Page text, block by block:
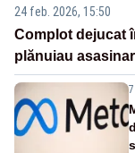
24 feb. 2026, 15:50
Complot dejucat
plănuiau